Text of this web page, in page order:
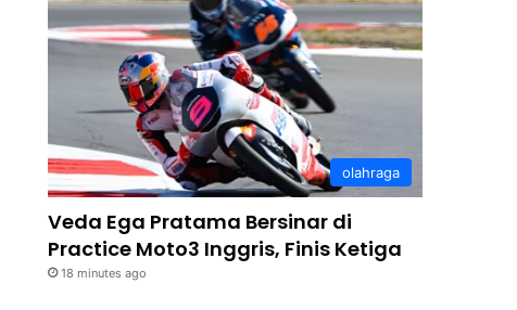
olahraga
Veda Ega Pratama Bersinar di
Practice Moto3 Inggris, Finis Ketiga
18 minutes ago